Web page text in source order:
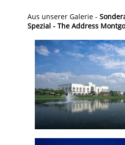
Aus unserer Galerie -
Spezial - The Address